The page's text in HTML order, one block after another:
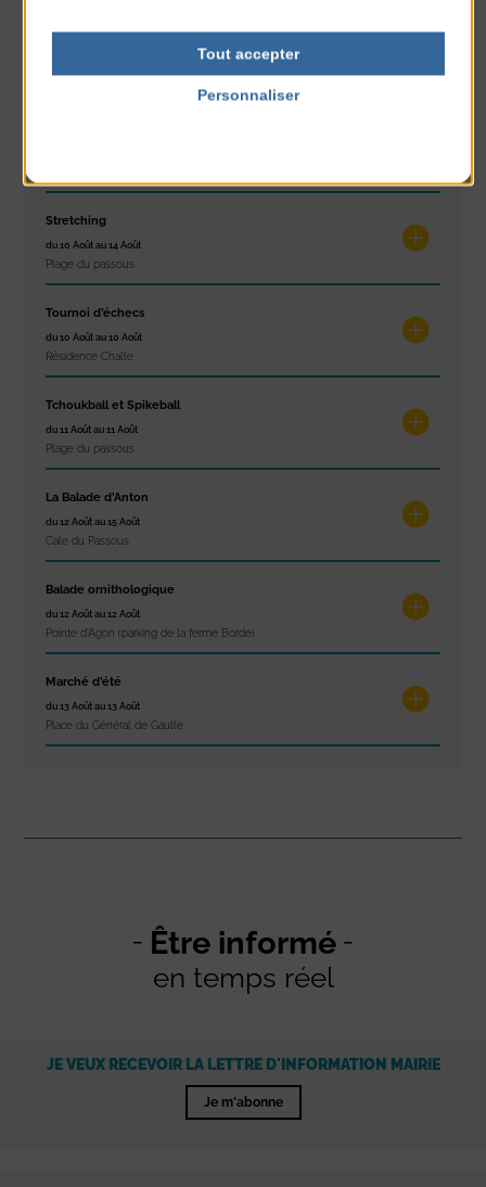
Exposition « Itinéraires »
Petit Office
Stretching
du 10 Août au 14 Août
Plage du passous
Tournoi d’échecs
du 10 Août au 10 Août
Résidence Challe
Tchoukball et Spikeball
du 11 Août au 11 Août
Plage du passous
La Balade d’Anton
du 12 Août au 15 Août
Cale du Passous
Balade ornithologique
du 12 Août au 12 Août
Pointe d'Agon (parking de la ferme Borde)
Marché d’été
du 13 Août au 13 Août
Place du Général de Gaulle
Être informé
en temps réel
JE VEUX RECEVOIR LA LETTRE D'INFORMATION MAIRIE
Je m'abonne
Tout accepter
Personnaliser